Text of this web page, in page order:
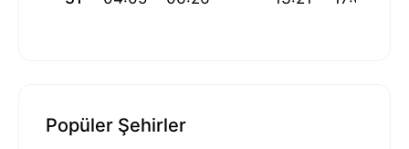
Popüler Şehirler